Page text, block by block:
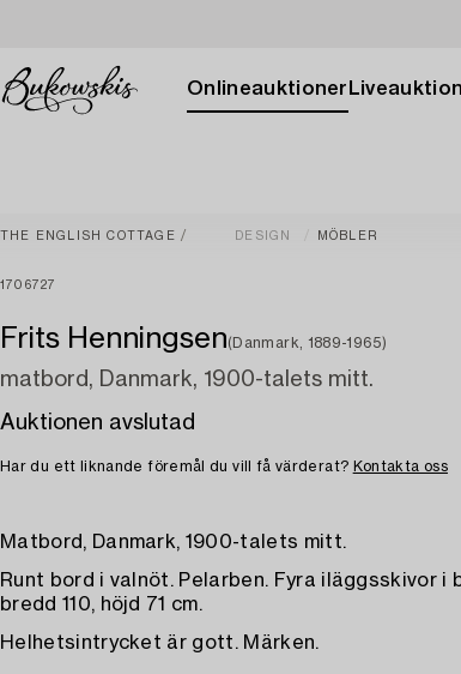
Onlineauktioner
THE ENGLISH COTTAGE DESIGN MÖBLER
1706727
Frits Henningsen(Danmark, 1889-1965)
matbord, Danmark, 1900-talets mitt.
Auktionen avslutad
Har du ett liknande föremål du vill få värderat? Kontakta oss
Matbord, Danmark, 1900-talets mitt.
Runt bord i valnöt. Pelarben. Fyra iläggsskivor i
bredd 110, höjd 71 cm.
Helhetsintrycket är gott. Märken.